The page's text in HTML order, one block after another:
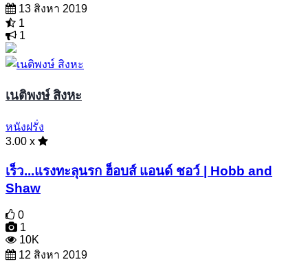
13 สิงหา 2019
1
1
เนติพงษ์ สิงหะ
หนังฝรั่ง
3.00 x
เร็ว...แรงทะลุนรก ฮ็อบส์ แอนด์ ชอว์ | Hobb and
Shaw
0
1
10K
12 สิงหา 2019